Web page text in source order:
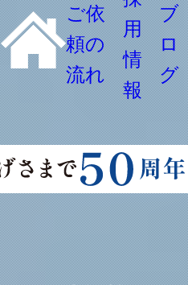
ご依
頼の
流れ
用
情
報
ブ
ロ
グ